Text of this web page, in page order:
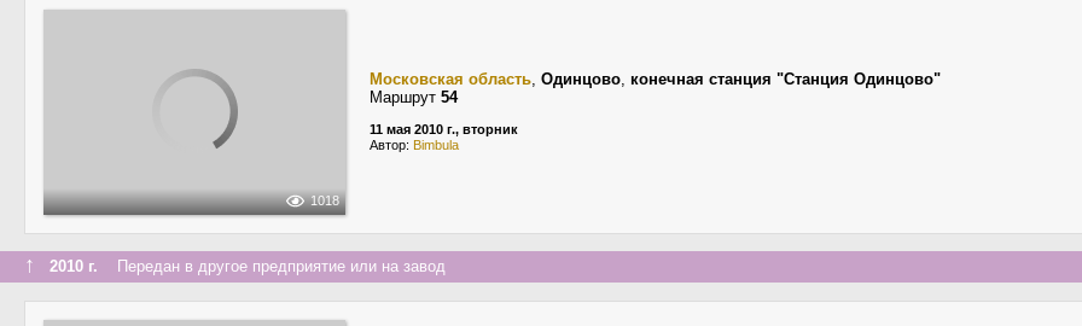
1018
Московская область, Одинцово, конечная станция "Станция Одинцово"
Маршрут 54
11 мая 2010 г., вторник
Автор: Bimbula
↑ 2010 г. Передан в другое предприятие или на завод